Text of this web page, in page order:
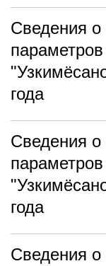
Сведения
года
Сведения
года
Сведения